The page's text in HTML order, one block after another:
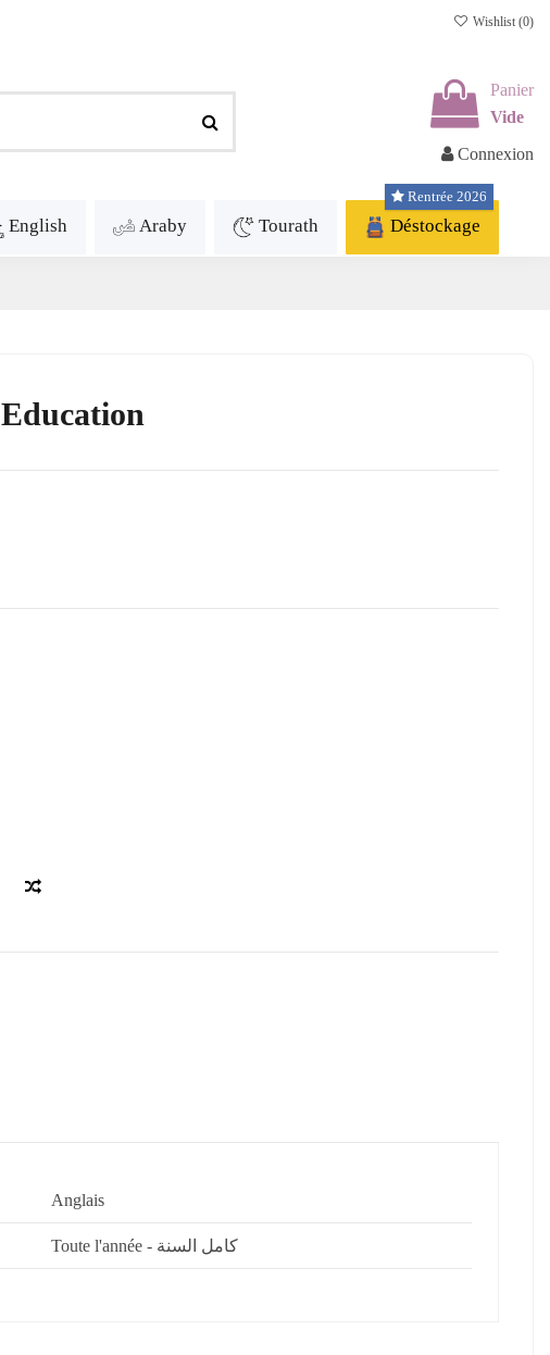
Wishlist (0)
Panier
Vide
Connexion
English Araby Tourath Déstockage
Rentrée 2026
Anglais
Toute l'année - كامل السنة